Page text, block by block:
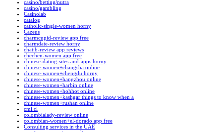
casino/betting/nutra
casino/gambling
Casinolab
catalog
catholic-single-women horny
Cazeus
charmcupid-review app free
charmdate-review horny
chatib-review app reviews
chechen-women app free
chinese-dating-sites-and-apps horny
chinese-women+changsha online
chinese-women+chengdu horny
chinese-women+hangzhou online
chinese-women+harbin online
chinese-women+hohhot online
chinese-women+kashgar things to know when a
chinese-women+rushan online
cmi.cl
colombialady-review online
colombian-women+el-dorado app free
Consulting services in the UAE